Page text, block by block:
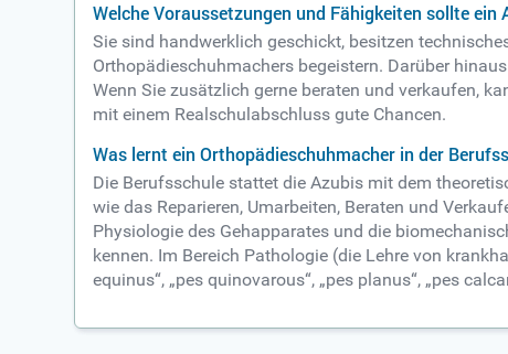
Welche Voraussetzungen und Fähigkeiten sollte
Sie sind handwerklich geschickt, besitzen
Orthopädieschuhmachers begeistern. Darüber
Wenn Sie zusätzlich gerne beraten und verkaufen,
mit einem Realschulabschluss gute Chancen.
Was lernt ein Orthopädieschuhmacher in der
Die Berufsschule stattet die Azubis mit dem
wie das Reparieren, Umarbeiten, Beraten und
Physiologie des Gehapparates und die
kennen. Im Bereich Pathologie (die Lehre von
equinus“, „pes quinovarous“, „pes planus“, „pes